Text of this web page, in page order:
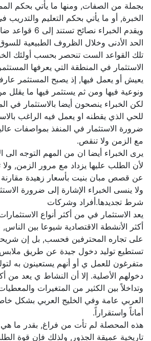
بجملة من الصفات, ومنها ما يأتي بحكم
الخبرة, أو ما يأتي بحكم التعليم والتدريب
ويقدم الخبراء نصائح
الحد الأدنى وخلال الظروف الطبيعية للسوق.
تلك القواعد الست تنحصر بحسب أولئك
الاستثمار في المنطقة التي يعرفها
يعيش أو يعمل فيها, إذ يصبح المستثمر عارفاً
ونوعية فيها ومن ثم يستثمر فيها ما يقلل
لكن الخبراء ينصحون أيضا بالاستثمار في
للحي الذي يقطنه او يعمل فيه الراغب
ضرورة الاستثمار في المنفذ بمواصفات
مع الزمن ولا تنقص.
يرى الخبراء أيضا ان من المهم التوجه الى
لأن الطلب عليها يزداد مع مرور الزمن, ولا
عن قصص مبان بنيت بأسعار زهيدة مقارنة
ولا ينسى الخبراء الإشارة إلى ضرورة
شرط تجديدها.أفراد وشركات
يعد الاستثمار في من أكثر أنواع الاستثمارات
أكثر الأنشطة الاقتصادية شيوعا بين الناس,
على تجاره المحترفين فحسب, بل إن شريحة
تستطيع توليد دخول جيدة عن طريق ملابس
متفرغون للعمل ي أو أنهم يستعينون به
دخولهم الأصلية. إلا أن النشاط ي يعد من
وتداخلاً بين الكثير من المتغيرات
العربي عامة وفي الخليج العربي بشكل
أماناً واستقراراً.
هذه المحصلة لم تأت من فراغ, بقدر ما هي
تاريخية عميقة الجذور, ولذلك فإن قوة